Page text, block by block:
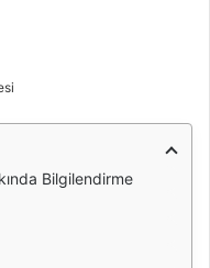
Bilgilendirme